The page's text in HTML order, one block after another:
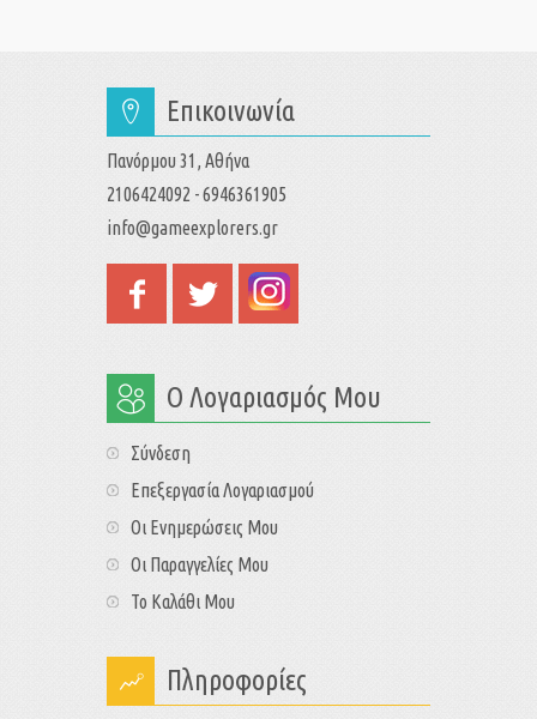
Επικοινωνία
Πανόρμου 31, Αθήνα
2106424092 - 6946361905
info@gameexplorers.gr
Ο Λογαριασμός Μου
Σύνδεση
Επεξεργασία Λογαριασμού
Οι Ενημερώσεις Μου
Οι Παραγγελίες Μου
Το Καλάθι Μου
Πληροφορίες